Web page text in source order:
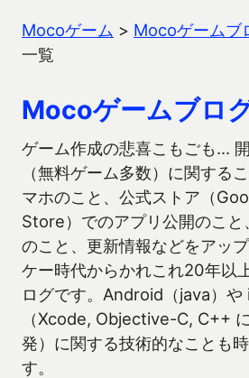
Mocoゲーム > Mocoゲームブ
一覧
Mocoゲームブロ
ゲーム作成の悲喜こもごも…
（無料ゲーム多数）に関する
マホのこと、公式ストア（
Store）でのアプリ公開のこと
のこと、更新情報などをアッ
ケー時代からかれこれ20年以
ログです。Android（java）
（Xcode, Objective-C, C++
発）に関する技術的なことも
す。